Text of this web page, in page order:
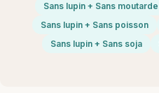
Sans lupin + Sans moutarde
Sans lupin + Sans poisson
Sans lupin + Sans soja